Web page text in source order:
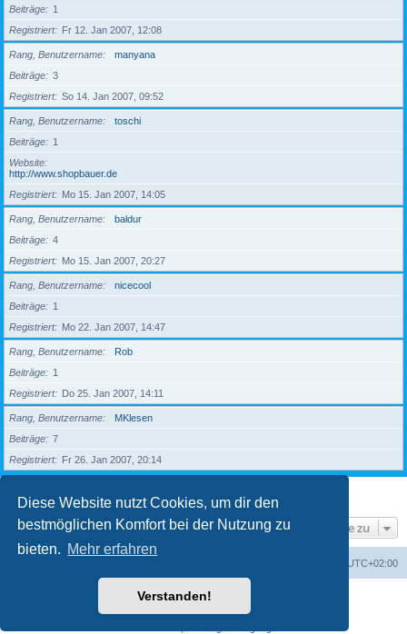
Diese Website nutzt Cookies, um dir den
bestmöglichen Komfort bei der Nutzung zu
bieten. Mehr erfahren
Verstanden!
Beiträge
1
Registriert
Fr 12. Jan 2007, 12:08
Rang, Benutzername
manyana
Beiträge
3
Registriert
So 14. Jan 2007, 09:52
Rang, Benutzername
toschi
Beiträge
1
Website
http://www.shopbauer.de
Registriert
Mo 15. Jan 2007, 14:05
Rang, Benutzername
baldur
Beiträge
4
Registriert
Mo 15. Jan 2007, 20:27
Rang, Benutzername
nicecool
Beiträge
1
Registriert
Mo 22. Jan 2007, 14:47
Rang, Benutzername
Rob
Beiträge
1
Registriert
Do 25. Jan 2007, 14:11
Rang, Benutzername
MKlesen
Beiträge
7
Registriert
Fr 26. Jan 2007, 20:14
203 Mitglieder 1 2 3 4 5
Gehe zu
UTC+02:00
Powered byphpBB® Forum Software © phpBB Limited
phpBB.de